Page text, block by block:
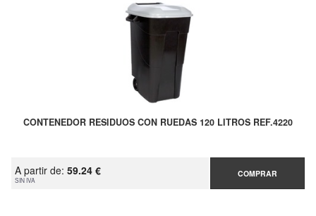
CONTENEDOR RESIDUOS CON RUEDAS 120 LITROS REF.4220
A partir de: 59.24 €
SIN IVA
COMPRAR